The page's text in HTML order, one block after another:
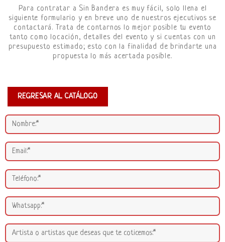
Para contratar a Sin Bandera es muy fácil, solo llena el
siguiente formulario y en breve uno de nuestros ejecutivos se
contactará. Trata de contarnos lo mejor posible tu evento
tanto como locación, detalles del evento y si cuentas con un
presupuesto estimado; esto con la finalidad de brindarte una
propuesta lo más acertada posible.
REGRESAR AL CATÁLOGO